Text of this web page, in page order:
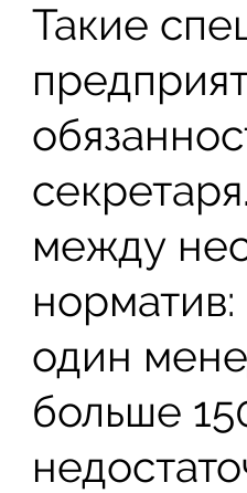
Такие
между
один
больше